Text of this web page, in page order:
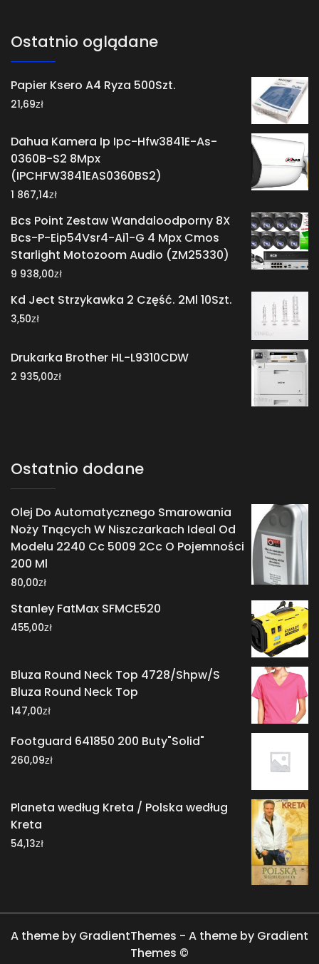
Ostatnio oglądane
Papier Ksero A4 Ryza 500Szt.
21,69zł
Dahua Kamera Ip Ipc-Hfw3841E-As-
0360B-S2 8Mpx
(IPCHFW3841EAS0360BS2)
1 867,14zł
Bcs Point Zestaw Wandaloodporny 8X
Bcs-P-Eip54Vsr4-Ai1-G 4 Mpx Cmos
Starlight Motozoom Audio (ZM25330)
9 938,00zł
Kd Ject Strzykawka 2 Część. 2Ml 10Szt.
3,50zł
Drukarka Brother HL-L9310CDW
2 935,00zł
Ostatnio dodane
Olej Do Automatycznego Smarowania
Noży Tnących W Niszczarkach Ideal Od
Modelu 2240 Cc 5009 2Cc O Pojemności
200 Ml
80,00zł
Stanley FatMax SFMCE520
455,00zł
Bluza Round Neck Top 4728/Shpw/S
Bluza Round Neck Top
147,00zł
Footguard 641850 200 Buty"Solid"
260,09zł
Planeta według Kreta / Polska według
Kreta
54,13zł
A theme by GradientThemes - A theme by Gradient
Themes ©